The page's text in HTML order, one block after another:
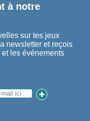
à notre
sur tes jeux
newsletter et reçois
les événements